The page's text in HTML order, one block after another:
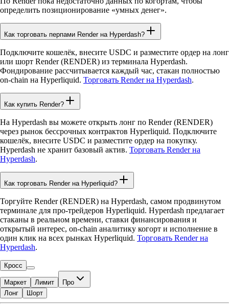
определить позиционирование «умных денег».
Как торговать перпами Render на Hyperdash?
Подключите кошелёк, внесите USDC и разместите ордер на лонг
или шорт Render (RENDER) из терминала Hyperdash.
Фондирование рассчитывается каждый час, стакан полностью
on-chain на Hyperliquid. Торговать Render на Hyperdash.
Как купить Render?
На Hyperdash вы можете открыть лонг по Render (RENDER)
через рынок бессрочных контрактов Hyperliquid. Подключите
кошелёк, внесите USDC и разместите ордер на покупку.
Hyperdash не хранит базовый актив. Торговать Render на
Hyperdash.
Как торговать Render на Hyperliquid?
Торгуйте Render (RENDER) на Hyperdash, самом продвинутом
терминале для про-трейдеров Hyperliquid. Hyperdash предлагает
стаканы в реальном времени, ставки финансирования и
открытый интерес, on-chain аналитику когорт и исполнение в
один клик на всех рынках Hyperliquid. Торговать Render на
Hyperdash.
Кросс
Маркет Лимит Про
Доступно для торговли
Лонг Шорт